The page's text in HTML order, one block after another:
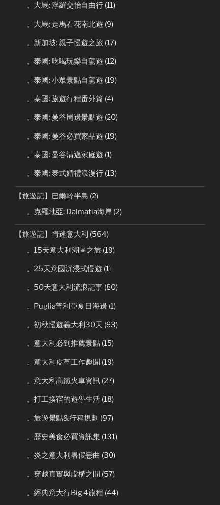
。大馬: 浮羅交怡自由行 (11)
。大馬: 走馬看花南北遊 (9)
。新加坡: 親子慢遊之旅 (17)
。泰國: 吃喝玩樂自駕遊 (12)
。泰國: 小眾景點自駕遊 (19)
。泰國: 旅遊行程番外篇 (4)
。泰國: 曼谷周邊景點遊 (20)
。泰國: 曼谷必買家品遊 (19)
。泰國: 曼谷清邁家庭遊 (1)
。泰國: 泰式婚禮浪漫行 (13)
【旅遊記】巴爾幹半島 (2)
。克羅地亞: Dalmatia海岸 (2)
【旅遊記】情迷意大利 (564)
。15天意大利湖區之旅 (19)
。25天意國沉浸式慢遊 (1)
。50天意大利流浪記事 (80)
。Puglia普利亞夏日海邊 (1)
。初秋慢遊義大利30天 (93)
。意大利必到推薦景點 (15)
。意大利皮革工作趣聞 (19)
。意大利高鐵火車資訊 (27)
。打工換宿的遊學生活 (18)
。旅遊景點&行程規劃 (97)
。歷史美食必買資訊集 (131)
。炎之意大利暑假戀曲 (30)
。穿越真實與虛構之間 (57)
。經典意大行Big 4旅程 (44)